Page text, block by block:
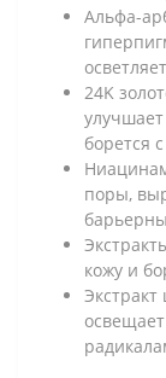
Альфа-
24K
борется
поры,
кожу и